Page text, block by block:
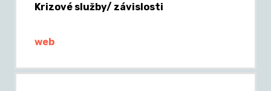
Krizové služby/ závislosti
web